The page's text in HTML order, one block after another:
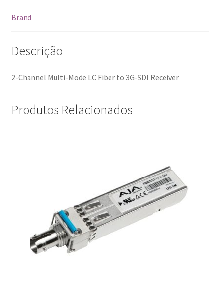
Brand
Descrição
2-Channel Multi-Mode LC Fiber to 3G-SDI Receiver
Produtos Relacionados